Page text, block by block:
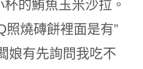
的鮪魚玉米沙拉。
燒磚餅裡面是有”
娘有先詢問我吃不